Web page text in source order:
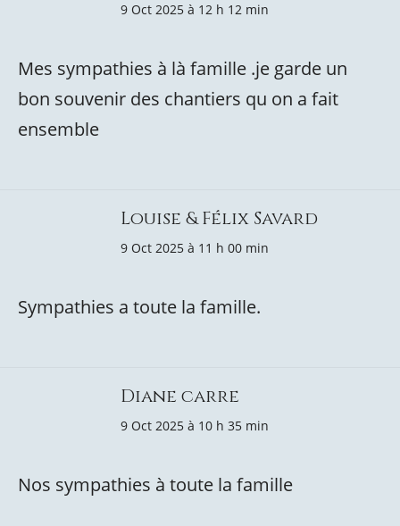
9 Oct 2025 à 12 h 12 min
Mes sympathies à là famille .je garde un
bon souvenir des chantiers qu on a fait
ensemble
Louise & Félix Savard
9 Oct 2025 à 11 h 00 min
Sympathies a toute la famille.
Diane carre
9 Oct 2025 à 10 h 35 min
Nos sympathies à toute la famille